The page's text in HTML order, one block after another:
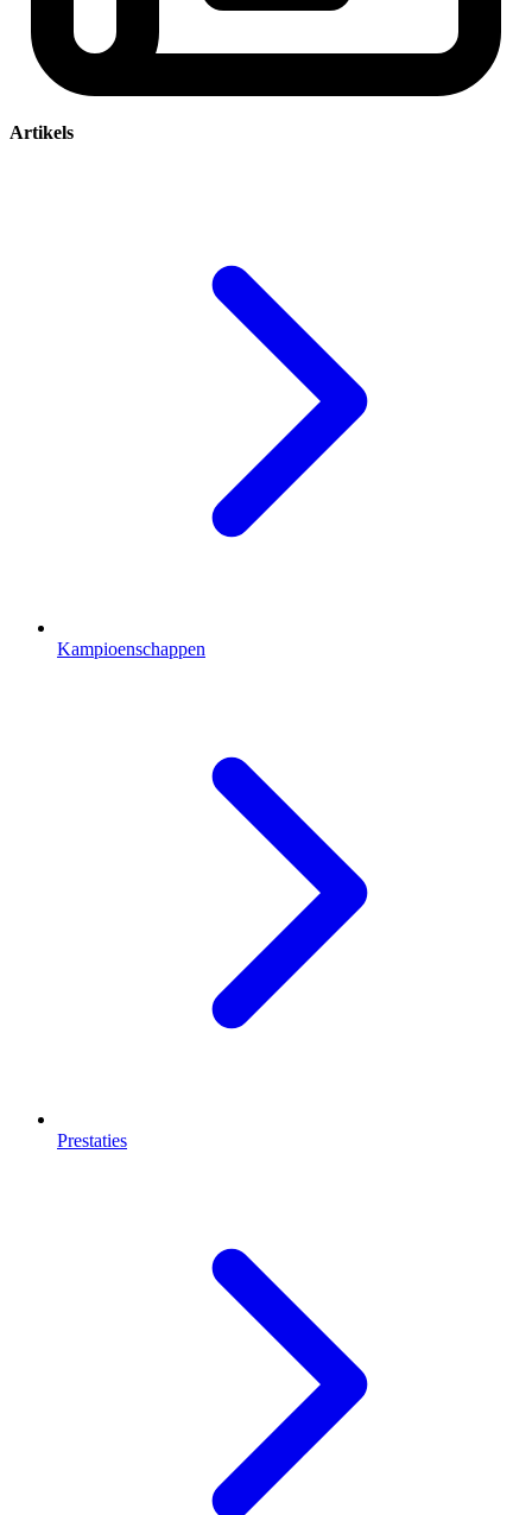
Artikels
Kampioenschappen
Prestaties